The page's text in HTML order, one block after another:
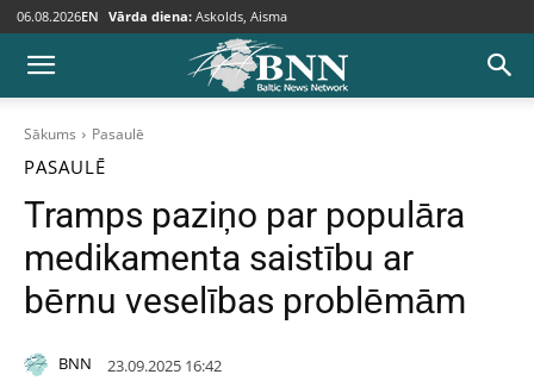
06.08.2026EN Vārda diena: Askolds, Aisma
Sākums Pasaulē
PASAULĒ
Tramps paziņo par populāra
medikamenta saistību ar
bērnu veselības problēmām
BNN 23.09.2025 16:42